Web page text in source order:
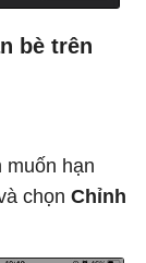
bè trên
muốn hạn
chọn Chỉnh